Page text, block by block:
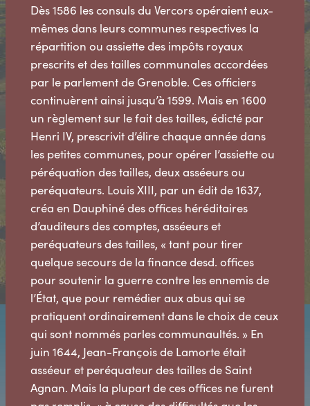
Dès 1586 les consuls du Vercors opéraient eux-
mêmes dans leurs communes respectives la
répartition ou assiette des impôts royaux
prescrits et des tailles communales accordées
par le parlement de Grenoble. Ces officiers
continuèrent ainsi jusqu’à 1599. Mais en 1600
un règlement sur le fait des tailles, édicté par
Henri IV, prescrivit d’élire chaque année dans
les petites communes, pour opérer l’assiette ou
péréquation des tailles, deux asséeurs ou
peréquateurs. Louis XIII, par un édit de 1637,
créa en Dauphiné des offices héréditaires
d’auditeurs des comptes, asséeurs et
peréquateurs des tailles, « tant pour tirer
quelque secours de la finance desd. offices
pour soutenir la guerre contre les ennemis de
l’État, que pour remédier aux abus qui se
pratiquent ordinairement dans le choix de ceux
qui sont nommés parles communaultés. » En
juin 1644, Jean-François de Lamorte était
asséeur et peréquateur des tailles de Saint
Agnan. Mais la plupart de ces offices ne furent